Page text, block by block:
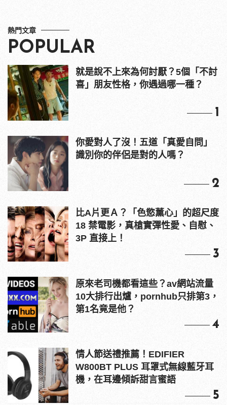
熱門文章
POPULAR
就是說不上來為何討厭？5個「不討
喜」朋友性格，你遇過哪一種？
1
你愛對人了沒！五道「真愛自問」
識別你的伴侶是對的人嗎？
2
比A片更Ａ？「色慾薰心」的超尺度
18 禁電影，真槍實彈性愛、自慰、
3P 直接上！
3
原來老司機都看這些？av網站流量
10大排行出爐，pornhub只排第3，
第1名竟是他？
4
情人節送禮推薦！EDIFIER
W800BT PLUS 耳罩式無線藍牙耳
機，在耳邊傾訴甜言蜜語
5